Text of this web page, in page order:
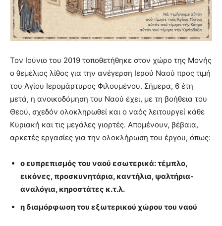
Τον Ιούνιο του 2019 τοποθετήθηκε στον χώρο της Μονής
ο θεμέλιος λίθος για την ανέγερση Ιερού Ναού προς τιμή
του Αγίου Ιερομάρτυρος Φιλουμένου. Σήμερα, 6 έτη
μετά, η ανοικοδόμηση του Ναού έχει, με τη βοήθεια του
Θεού, σχεδόν ολοκληρωθεί και ο ναός λειτουργεί κάθε
Κυριακή και τις μεγάλες γιορτές. Απομένουν, βέβαια,
αρκετές εργασίες για την ολοκλήρωση του έργου, όπως:
ο ευπρεπισμός του ναού εσωτερικά: τέμπλο,
εικόνες, προσκυνητάρια, καντήλια, ψαλτήρια-
αναλόγια, κηροστάτες κ.τ.λ.
η διαμόρφωση του εξωτερικού χώρου του ναού